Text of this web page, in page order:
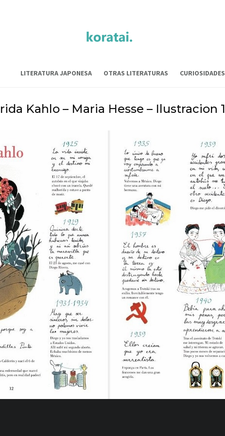
LITERATURA JAPONESA OTRAS LITERATURAS CURIOSIDADES
Kahlo – Maria Hesse – Ilustracion 1